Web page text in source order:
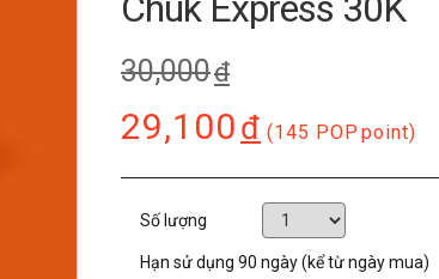
30,000đ
29,100đ (145 POP point)
Số lượng
Hạn sử dụng 90 ngày (kể từ ngày mua)